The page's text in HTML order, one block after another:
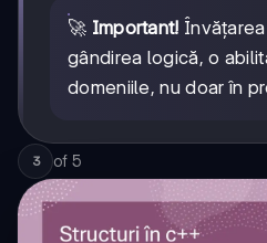
🚀 Important!
gândirea logică, o
domeniile, nu doar în
3 of 5